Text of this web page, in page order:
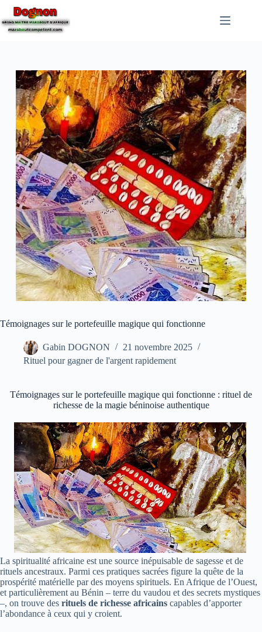
Témoignages sur le portefeuille magique qui fonctionne
Gabin DOGNON
21 novembre 2025
Rituel pour gagner de l'argent rapidement
Témoignages sur le portefeuille magique qui fonctionne : rituel de
richesse de la magie béninoise authentique
La spiritualité africaine est une source inépuisable de sagesse et de
rituels ancestraux. Parmi ces pratiques sacrées figure la quête de la
prospérité matérielle par des moyens spirituels. En Afrique de l’Ouest,
et particulièrement au Bénin – terre du vaudou et des secrets mystiques
–, on trouve des rituels de richesse africains capables d’apporter
l’abondance à ceux qui y croient.